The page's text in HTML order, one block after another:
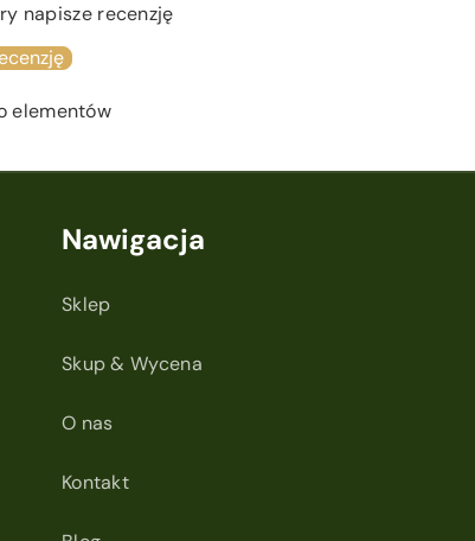
napisze recenzję
elementów
Nawigacja
Sklep
Skup & Wycena
O nas
Kontakt